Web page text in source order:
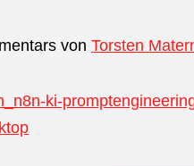
von Torsten
ki-